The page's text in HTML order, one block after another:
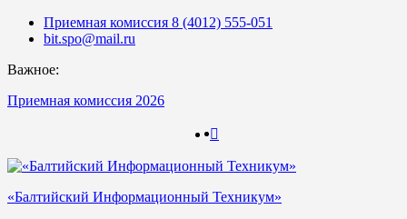
Skip
Приемная комиссия 8 (4012) 555-051
bit.spo@mail.ru
Важное:
Приемная комиссия 2026
«Балтийский Информационный Техникум»